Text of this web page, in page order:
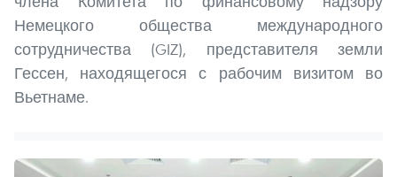
Немецкого общества международного
сотрудничества (GIZ), представителя земли
Гессен, находящегося с рабочим визитом во
Вьетнаме.